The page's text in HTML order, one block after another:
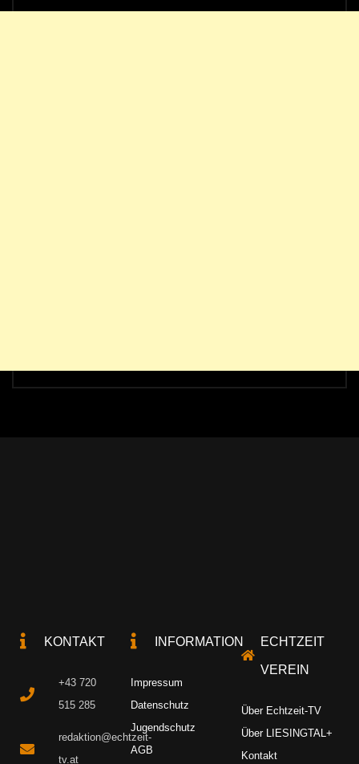
KONTAKT
+43 720
515 285
redaktion@echtzeit-
tv.at
INFORMATION
Impressum
Datenschutz
Jugendschutz
AGB
ECHTZEIT
VEREIN
Über Echtzeit-TV
Über LIESINGTAL+
Kontakt